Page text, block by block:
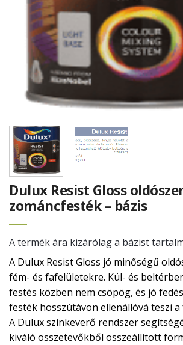
Dulux Resist Gloss
zománcfesték – bázis
A termék ára kizárólag a bázist
A Dulux Resist Gloss jó minőségű
fém- és fafelületekre. Kül- és
festés közben nem csöpög, és jó
festék hosszútávon ellenállóvá teszi
A Dulux színkeverő rendszer
kiváló összetevőkből összeállított